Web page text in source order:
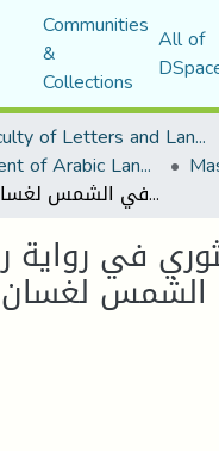
Communities
&
Collections
All of
Faculty of Letters and Languages
Department of Arabic Language and Literature
البعد الثوري في رواية رجال في الشمس لغسان كنفاني
في
الشمس لغسان